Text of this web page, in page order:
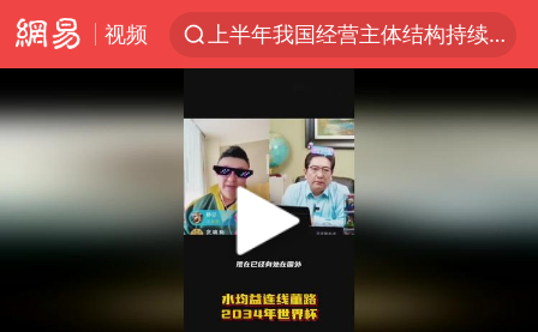
视频
上半年我国经营主体结构持续优化
浙江省委书记：该停下的坚决停下来
白海豚将给京津冀带来大暴雨
中国籍豪华游艇富商之子在泰国被杀